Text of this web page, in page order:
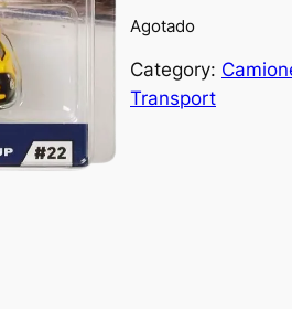
Agotado
Category:
Transport